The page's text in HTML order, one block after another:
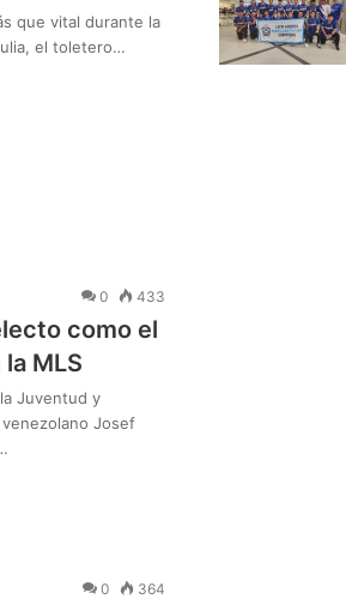
que vital durante la
el toletero…
0 433
como el
MLS
Juventud y
Josef
0 364